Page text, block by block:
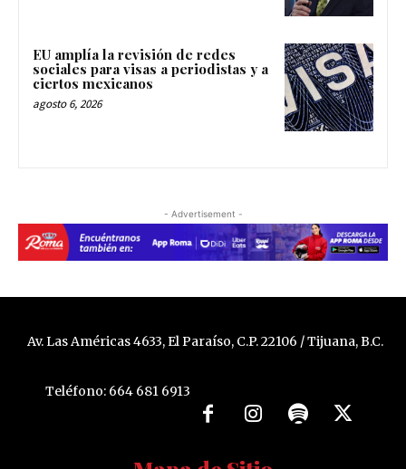
EU amplía la revisión de redes
sociales para visas a periodistas y a
ciertos mexicanos
agosto 6, 2026
- Advertisement -
Av. Las Américas 4633, El Paraíso, C.P. 22106 / Tijuana, B.C.
Teléfono: 664 681 6913